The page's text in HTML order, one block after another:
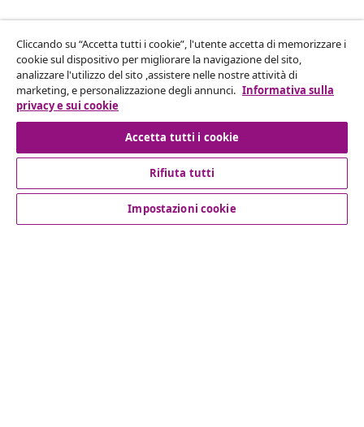
Recesso dal contratto
Invia una richiesta di recesso per il tuo ordine.
Recesso dal contratto
Servizio clienti
Cliccando su “Accetta tutti i cookie”, l'utente accetta di memorizzare i
cookie sul dispositivo per migliorare la navigazione del sito,
analizzare l'utilizzo del sito ,assistere nelle nostre attività di
marketing, e personalizzazione degli annunci. Informativa sulla
privacy e sui cookie
Accetta tutti i cookie
Rifiuta tutti
Impostazioni cookie